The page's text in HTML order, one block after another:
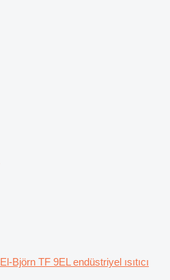
El-Björn TF 9EL endüstriyel ısıtıcı